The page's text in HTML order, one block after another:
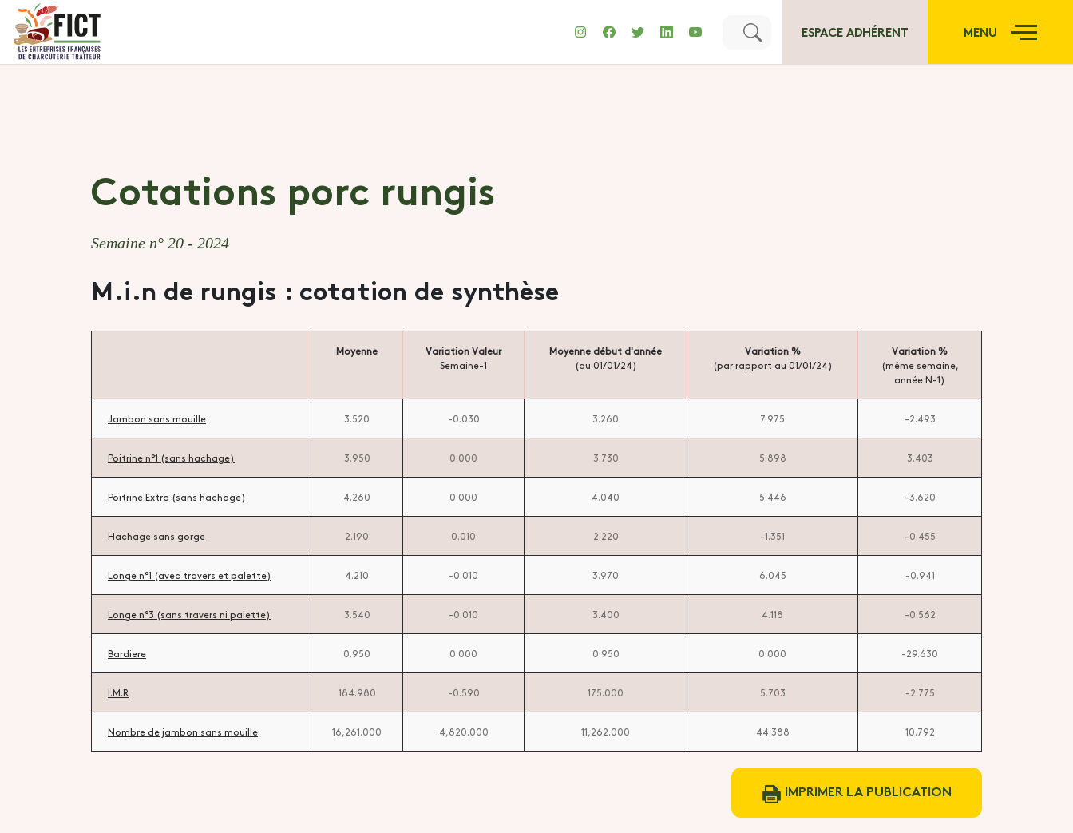
ESPACE ADHÉRENT MENU
Cotations porc rungis
Semaine n° 20 - 2024
M.i.n de rungis : cotation de synthèse
Moyenne
Variation Valeur
Semaine-1
Moyenne début d'année
(au 01/01/24)
Variation %
(par rapport au 01/01/24)
Variation %
(même semaine,
année N-1)
Jambon sans mouille 3.520 -0.030 3.260 7.975 -2.493
Poitrine n°1 (sans hachage) 3.950 0.000 3.730 5.898 3.403
Poitrine Extra (sans hachage) 4.260 0.000 4.040 5.446 -3.620
Hachage sans gorge 2.190 0.010 2.220 -1.351 -0.455
Longe n°1 (avec travers et palette) 4.210 -0.010 3.970 6.045 -0.941
Longe n°3 (sans travers ni palette) 3.540 -0.010 3.400 4.118 -0.562
Bardiere 0.950 0.000 0.950 0.000 -29.630
I.M.R 184.980 -0.590 175.000 5.703 -2.775
Nombre de jambon sans mouille 16,261.000 4,820.000 11,262.000 44.388 10.792
IMPRIMER LA PUBLICATION